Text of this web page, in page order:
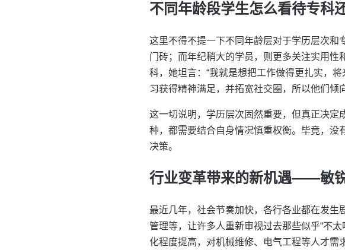
不同年龄段学生怎么看待专科
这里不得不提一下不同年龄层对于学历层次
门砖；而年纪稍大的学员，则更多关注实用
科，她坦言：“我就是想把工作做得更扎实，
习获得精神满足，并拓宽社交圈，所以他们倾
这一切说明，学历层次固然重要，但真正决
种，都需要结合自身情况慎重权衡。毕竟，
决策。
行业变革带来的新机遇——敏
最近几年，社会节奏加快，各行各业都在发
管理等，让许多人重新审视过去那些似乎“不
化程度提高，对机械维修、电气工程等人才需